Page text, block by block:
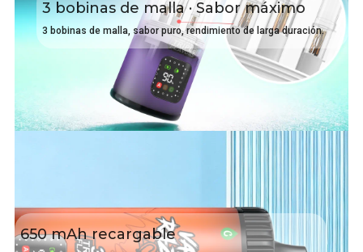
3 bobinas de malla · Sabor máximo
3 bobinas de malla, sabor puro, rendimiento de larga duración.
650 mAh recargable